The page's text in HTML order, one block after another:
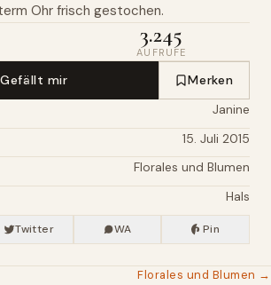
Ohr frisch gestochen.
3.245
AUFRUFE
Gefällt mir Merken
Janine
15. Juli 2015
Florales und Blumen
Hals
Twitter WA Pin
Florales und Blumen →